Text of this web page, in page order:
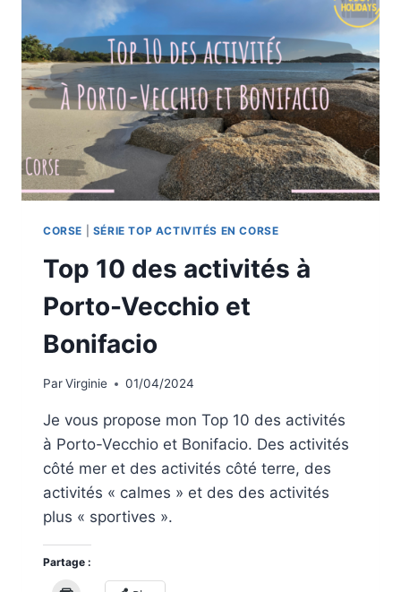
CORSE SÉRIE TOP ACTIVITÉS EN CORSE
Top 10 des activités à
Porto-Vecchio et
Bonifacio
ParVirginie 01/04/2024
Je vous propose mon Top 10 des activités
à Porto-Vecchio et Bonifacio. Des activités
côté mer et des activités côté terre, des
activités « calmes » et des des activités
plus « sportives ».
Partage :